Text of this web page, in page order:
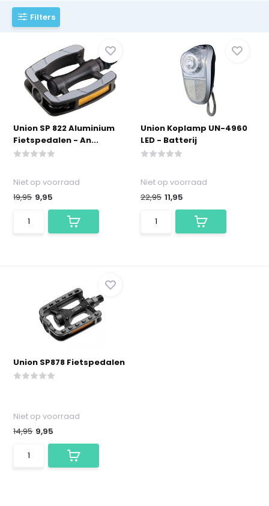
Filters
Union SP 822 Aluminium
Fietspedalen - An...
Niet op voorraad
19,95 9,95
Union Koplamp UN-4960
LED - Batterij
Niet op voorraad
22,95 11,95
Union SP878 Fietspedalen
Niet op voorraad
14,95 9,95